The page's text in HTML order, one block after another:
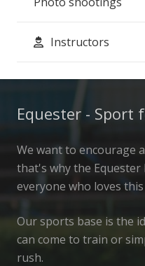
Instructors
Equester - Sport
We want to encourage
that's why the
everyone who loves
Our sports base is the
can come to train or
rush.